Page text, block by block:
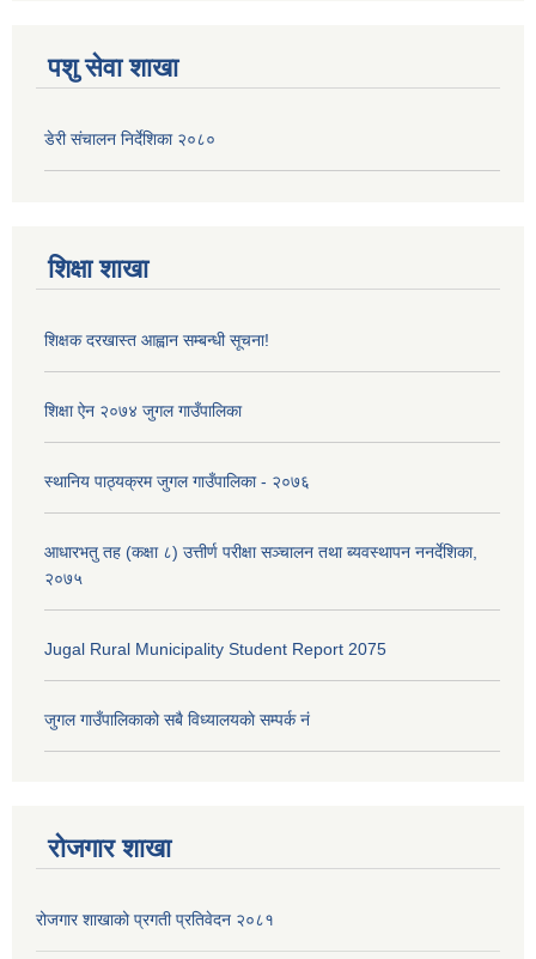
पशु सेवा शाखा
डेरी संचालन निर्देशिका २०८०
शिक्षा शाखा
शिक्षक दरखास्त आह्वान सम्बन्धी सूचना!
शिक्षा ऐन २०७४ जुगल गाउँपालिका
स्थानिय पाठ्यक्रम जुगल गाउँपालिका - २०७६
आधारभतु तह (कक्षा ८) उत्तीर्ण परीक्षा सञ्चालन तथा ब्यवस्थापन ननर्देशिका,
२०७५
Jugal Rural Municipality Student Report 2075
जुगल गाउँपालिकाको सबै विध्यालयकाे सम्पर्क नं
रोजगार शाखा
रोजगार शाखाको प्रगती प्रतिवेदन २०८१